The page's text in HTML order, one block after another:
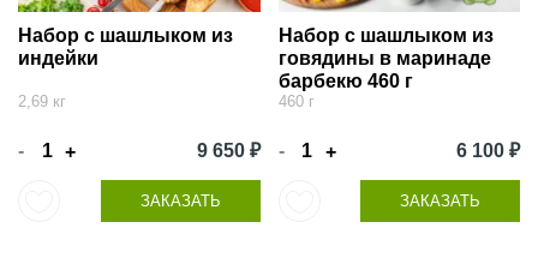
Набор с шашлыком из
индейки
2,69 кг
- + 9 650 ₽
ЗАКАЗАТЬ
Набор с шашлыком из
говядины в маринаде
барбекю 460 г
460 г
- + 6 100 ₽
ЗАКАЗАТЬ